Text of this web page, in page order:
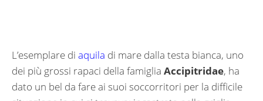
L’esemplare di aquila di mare dalla testa bianca, uno
dei più grossi rapaci della famiglia Accipitridae, ha
dato un bel da fare ai suoi soccorritori per la difficile